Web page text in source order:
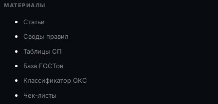
МАТЕРИАЛЫ
Статьи
Своды правил
Таблицы СП
База ГОСТов
Классификатор ОКС
Чек-листы